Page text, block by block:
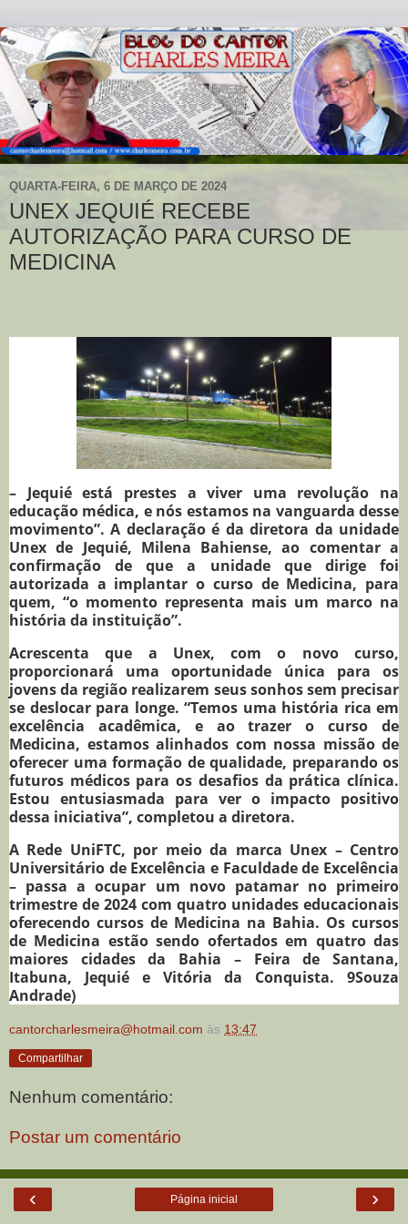
QUARTA-FEIRA, 6 DE MARÇO DE 2024
UNEX JEQUIÉ RECEBE
AUTORIZAÇÃO PARA CURSO DE
MEDICINA
– Jequié está prestes a viver uma revolução na
educação médica, e nós estamos na vanguarda desse
movimento”. A declaração é da diretora da unidade
Unex de Jequié, Milena Bahiense, ao comentar a
confirmação de que a unidade que dirige foi
autorizada a implantar o curso de Medicina, para
quem, “o momento representa mais um marco na
história da instituição”.
Acrescenta que a Unex, com o novo curso,
proporcionará uma oportunidade única para os
jovens da região realizarem seus sonhos sem precisar
se deslocar para longe. “Temos uma história rica em
excelência acadêmica, e ao trazer o curso de
Medicina, estamos alinhados com nossa missão de
oferecer uma formação de qualidade, preparando os
futuros médicos para os desafios da prática clínica.
Estou entusiasmada para ver o impacto positivo
dessa iniciativa”, completou a diretora.
A Rede UniFTC, por meio da marca Unex – Centro
Universitário de Excelência e Faculdade de Excelência
– passa a ocupar um novo patamar no primeiro
trimestre de 2024 com quatro unidades educacionais
oferecendo cursos de Medicina na Bahia. Os cursos
de Medicina estão sendo ofertados em quatro das
maiores cidades da Bahia – Feira de Santana,
Itabuna, Jequié e Vitória da Conquista. 9Souza
Andrade)
cantorcharlesmeira@hotmail.com às 13:47
Compartilhar
Nenhum comentário:
Postar um comentário
‹ ›
Página inicial